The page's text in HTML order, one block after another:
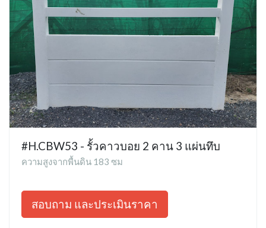
#H.CBW53 - รั้วคาวบอย 2 คาน 3 แผ่นทึบ
ความสูงจากพื้นดิน 183 ซม
สอบถาม และประเมินราคา